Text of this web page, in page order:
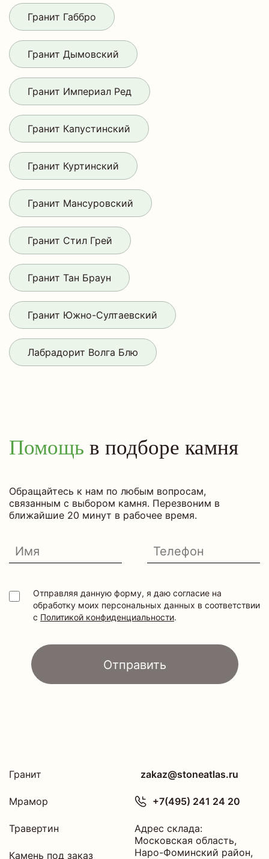
Гранит Габбро
Гранит Дымовский
Гранит Империал Ред
Гранит Капустинский
Гранит Куртинский
Гранит Мансуровский
Гранит Стил Грей
Гранит Тан Браун
Гранит Южно-Султаевский
Лабрадорит Волга Блю
Помощь в подборе камня
Обращайтесь к нам по любым вопросам,
связанным с выбором камня. Перезвоним в
ближайшие 20 минут в рабочее время.
Отправляя данную форму, я даю согласие на
обработку моих персональных данных в соответствии
с Политикой конфиденциальности.
Отправить
Гранит
Мрамор
Травертин
Камень под заказ
zakaz@stoneatlas.ru
+7(495) 241 24 20
Адрес склада:
Московская область,
Наро-Фоминский район,